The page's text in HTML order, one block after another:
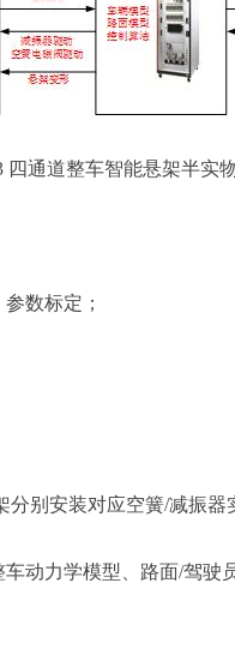
四通道整车智能悬架半实
数标定；
别安装对应空簧/减振器
动力学模型、路面/驾驶